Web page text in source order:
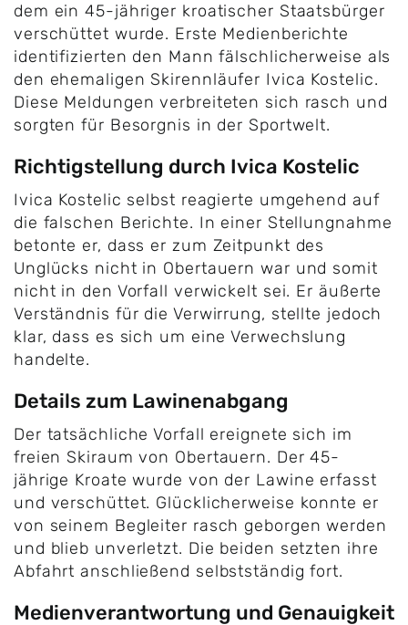
dem ein 45-jähriger kroatischer Staatsbürger
verschüttet wurde. Erste Medienberichte
identifizierten den Mann fälschlicherweise als
den ehemaligen Skirennläufer Ivica Kostelic.
Diese Meldungen verbreiteten sich rasch und
sorgten für Besorgnis in der Sportwelt.
Richtigstellung durch Ivica Kostelic
Ivica Kostelic selbst reagierte umgehend auf
die falschen Berichte. In einer Stellungnahme
betonte er, dass er zum Zeitpunkt des
Unglücks nicht in Obertauern war und somit
nicht in den Vorfall verwickelt sei. Er äußerte
Verständnis für die Verwirrung, stellte jedoch
klar, dass es sich um eine Verwechslung
handelte.
Details zum Lawinenabgang
Der tatsächliche Vorfall ereignete sich im
freien Skiraum von Obertauern. Der 45-
jährige Kroate wurde von der Lawine erfasst
und verschüttet. Glücklicherweise konnte er
von seinem Begleiter rasch geborgen werden
und blieb unverletzt. Die beiden setzten ihre
Abfahrt anschließend selbstständig fort.
Medienverantwortung und Genauigkeit